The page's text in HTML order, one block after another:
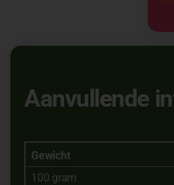
Aanvullende
Gewicht
100 gram